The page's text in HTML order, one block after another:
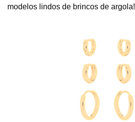
modelos lindos de brincos de argola!